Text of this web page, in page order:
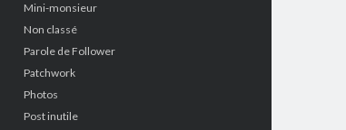
Mini-monsieur
Non classé
Parole de Follower
Patchwork
Photos
Post inutile